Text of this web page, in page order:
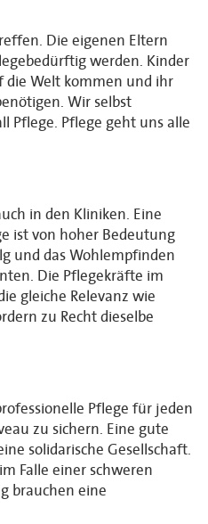
Die eigenen Eltern
werden. Kinder
Welt kommen und ihr
Wir selbst
Pflege. Pflege geht uns alle
in den Kliniken. Eine
ist von hoher Bedeutung
und das Wohlempfinden
Die Pflegekräfte im
gleiche Relevanz wie
zu Recht dieselbe
Pflege für jeden
zu sichern. Eine gute
solidarische Gesellschaft.
Falle einer schweren
brauchen eine